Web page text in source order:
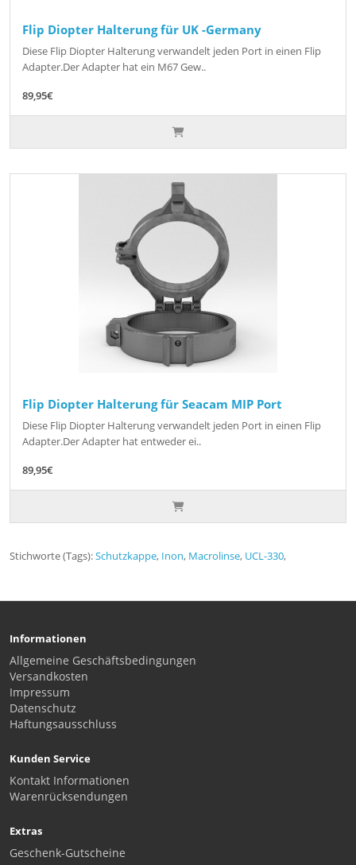
Flip Diopter Halterung für UK -Germany
Diese Flip Diopter Halterung verwandelt jeden Port in einen Flip
Adapter.Der Adapter hat ein M67 Gew..
89,95€
Flip Diopter Halterung für Seacam MIP Port
Diese Flip Diopter Halterung verwandelt jeden Port in einen Flip
Adapter.Der Adapter hat entweder ei..
89,95€
Stichworte (Tags):Schutzkappe, Inon, Macrolinse, UCL-330,
Informationen
Allgemeine Geschäftsbedingungen
Versandkosten
Impressum
Datenschutz
Haftungsausschluss
Kunden Service
Kontakt Informationen
Warenrücksendungen
Extras
Geschenk-Gutscheine